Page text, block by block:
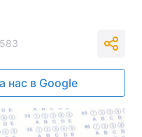
нас в Google